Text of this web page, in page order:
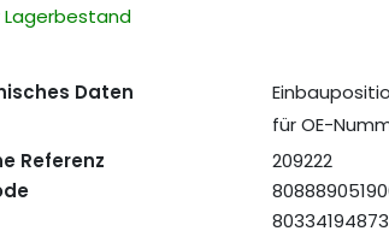
Lagerbestand
Daten
für OE-
Referenz
209222